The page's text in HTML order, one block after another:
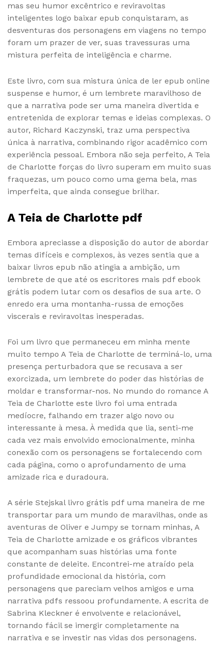
mas seu humor excêntrico e reviravoltas
inteligentes logo baixar epub conquistaram, as
desventuras dos personagens em viagens no tempo
foram um prazer de ver, suas travessuras uma
mistura perfeita de inteligência e charme.
Este livro, com sua mistura única de ler epub online
suspense e humor, é um lembrete maravilhoso de
que a narrativa pode ser uma maneira divertida e
entretenida de explorar temas e ideias complexas. O
autor, Richard Kaczynski, traz uma perspectiva
única à narrativa, combinando rigor acadêmico com
experiência pessoal. Embora não seja perfeito, A Teia
de Charlotte forças do livro superam em muito suas
fraquezas, um pouco como uma gema bela, mas
imperfeita, que ainda consegue brilhar.
A Teia de Charlotte pdf
Embora apreciasse a disposição do autor de abordar
temas difíceis e complexos, às vezes sentia que a
baixar livros epub não atingia a ambição, um
lembrete de que até os escritores mais pdf ebook
grátis podem lutar com os desafios de sua arte. O
enredo era uma montanha-russa de emoções
viscerais e reviravoltas inesperadas.
Foi um livro que permaneceu em minha mente
muito tempo A Teia de Charlotte de terminá-lo, uma
presença perturbadora que se recusava a ser
exorcizada, um lembrete do poder das histórias de
moldar e transformar-nos. No mundo do romance A
Teia de Charlotte este livro foi uma entrada
medíocre, falhando em trazer algo novo ou
interessante à mesa. À medida que lia, senti-me
cada vez mais envolvido emocionalmente, minha
conexão com os personagens se fortalecendo com
cada página, como o aprofundamento de uma
amizade rica e duradoura.
A série Stejskal livro grátis pdf uma maneira de me
transportar para um mundo de maravilhas, onde as
aventuras de Oliver e Jumpy se tornam minhas, A
Teia de Charlotte amizade e os gráficos vibrantes
que acompanham suas histórias uma fonte
constante de deleite. Encontrei-me atraído pela
profundidade emocional da história, com
personagens que pareciam velhos amigos e uma
narrativa pdfs ressoou profundamente. A escrita de
Sabrina Kleckner é envolvente e relacionável,
tornando fácil se imergir completamente na
narrativa e se investir nas vidas dos personagens.